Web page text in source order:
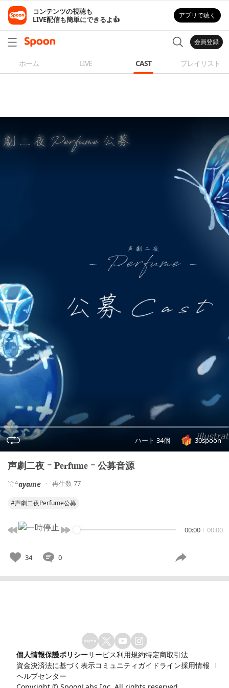
コンテンツの視聴も
LIVE配信も簡単にできるよ👍
アプリで聴く
会員登録
ホーム LIVE CAST プレイリスト
ハート 34個 30spoon
‎声劇二夜 ｰ 𝐏𝐞𝐫𝐟𝐮𝐦𝐞 ｰ 公募音源
𓇢꙳𝙖𝙮𝙖𝙢𝙚 再生数 77
#声劇二夜Perfume公募
00:00 00:00
34 0
個人情報保護ポリシーサービス利用規約特定商取引法
資金決済法に基づく表示コミュニティガイドライン採用情報
ヘルプセンター